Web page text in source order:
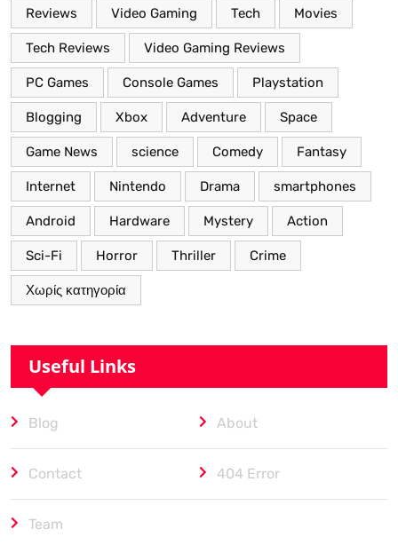
Reviews Video Gaming Tech Movies
Tech Reviews Video Gaming Reviews
PC Games Console Games Playstation
Blogging Xbox Adventure Space
Game News science Comedy Fantasy
Internet Nintendo Drama smartphones
Android Hardware Mystery Action
Sci-Fi Horror Thriller Crime
Χωρίς κατηγορία
Useful Links
Blog About
Contact 404 Error
Team